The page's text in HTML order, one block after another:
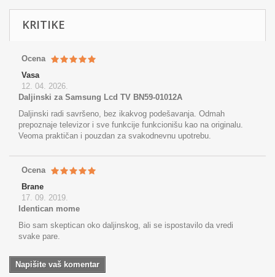
KRITIKE
Ocena
Vasa
12. 04. 2026.
Daljinski za Samsung Lcd TV BN59-01012A
Daljinski radi savršeno, bez ikakvog podešavanja. Odmah
prepoznaje televizor i sve funkcije funkcionišu kao na originalu.
Veoma praktičan i pouzdan za svakodnevnu upotrebu.
Ocena
Brane
17. 09. 2019.
Identican mome
Bio sam skeptican oko daljinskog, ali se ispostavilo da vredi
svake pare.
Napišite vaš komentar